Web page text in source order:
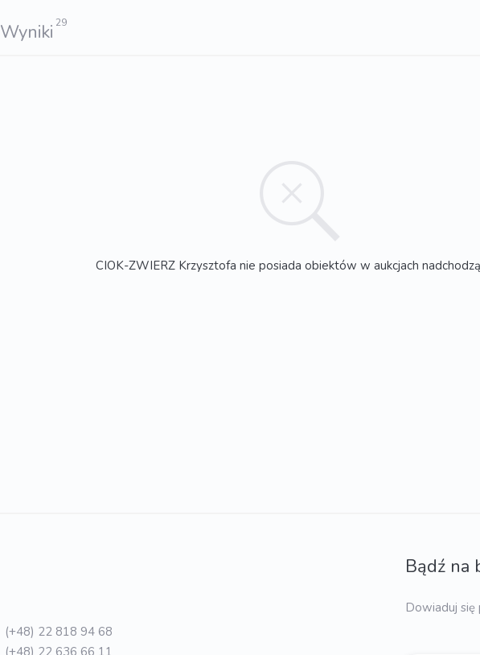
Wyniki 29
CIOK-ZWIERZ Krzysztofa nie posiada obiektów w aukcjach
(+48) 22 818 94 68
(+48) 22 636 66 11
Bądź na
Dowiaduj